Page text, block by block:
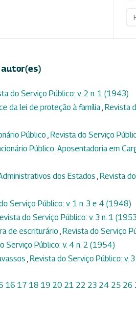
do Serviço Público: v. 2 n. 1 (1943)
da lei de proteção à família, Revista
Público , Revista do Serviço
Público. Aposentadoria em
dos Estados , Revista
Serviço Público: v. 1 n. 3 e 4 (1948)
do Serviço Público: v. 3 n. 1
de escriturário , Revista do Serviço
Serviço Público: v. 4 n. 2 (1954)
, Revista do Serviço Público: v.
16 17 18 19 20 21 22 23 24 25 26